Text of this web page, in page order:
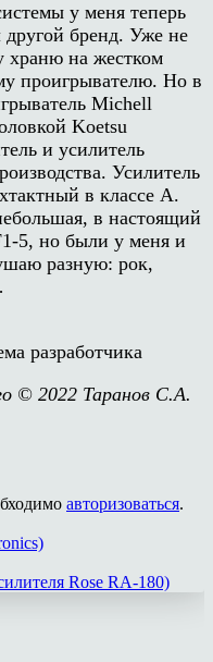
у меня теперь
бренд. Уже не
храню на жестком
проигрывателю. Но в
Michell
Koetsu
и усилитель
Усилитель
в классе А.
в настоящий
5, но были у меня и
разную: рок,
разработчика
© 2022 Таранов С.А.
авторизоваться.
Rose RA-180)